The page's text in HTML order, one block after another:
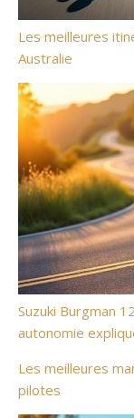
Les meilleures
Australie
Suzuki Burgman
autonomie
Les meilleures
pilotes